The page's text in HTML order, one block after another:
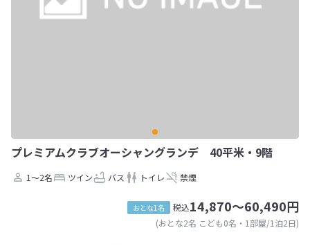
プレミアムクラブオーシャングランデ 40平米・9階
1～2名 ツイン バス トイレ 禁煙
おとな1名 税込14,870～60,490円
(おとな2名 こども0名・1部屋/1泊2日)